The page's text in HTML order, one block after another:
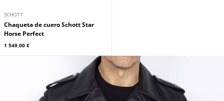
SCHOTT
Chaqueta de cuero Schott Star
Horse Perfect
1 549,00 €